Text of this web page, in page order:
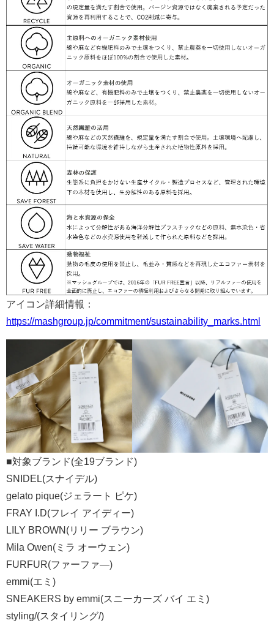
アイコン詳細情報：
https://mashgroup.jp/commitment/sustainability_marks.html
■対象ブランド(全19ブランド)
SNIDEL(スナイデル)
gelato pique(ジェラート ピケ)
FRAY I.D(フレイ アイディー)
LILY BROWN(リリー ブラウン)
Mila Owen(ミラ オーウェン)
FURFUR(ファーファ―)
emmi(エミ)
SNEAKERS by emmi(スニーカーズ バイ エミ)
styling/(スタイリング/)